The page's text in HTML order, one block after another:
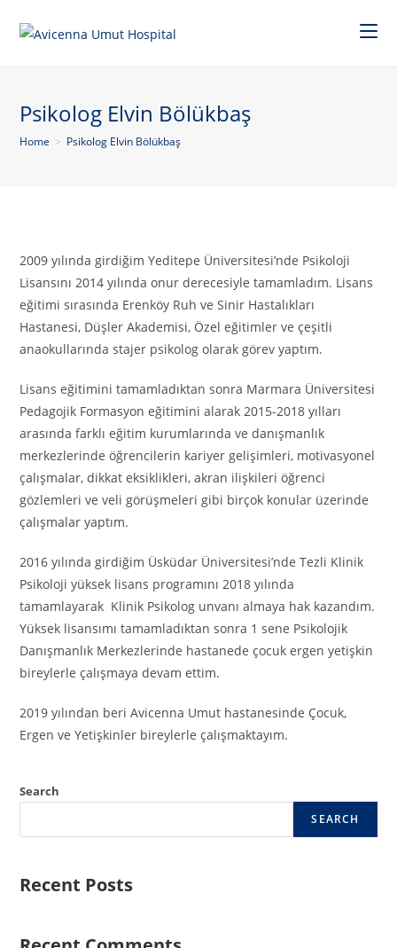
Psikolog Elvin Bölükbaş
Home > Psikolog Elvin Bölükbaş
2009 yılında girdiğim Yeditepe Üniversitesi’nde Psikoloji
Lisansını 2014 yılında onur derecesiyle tamamladım. Lisans
eğitimi sırasında Erenköy Ruh ve Sinir Hastalıkları
Hastanesi, Düşler Akademisi, Özel eğitimler ve çeşitli
anaokullarında stajer psikolog olarak görev yaptım.
Lisans eğitimini tamamladıktan sonra Marmara Üniversitesi
Pedagojik Formasyon eğitimini alarak 2015-2018 yılları
arasında farklı eğitim kurumlarında ve danışmanlık
merkezlerinde öğrencilerin kariyer gelişimleri, motivasyonel
çalışmalar, dikkat eksiklikleri, akran ilişkileri öğrenci
gözlemleri ve veli görüşmeleri gibi birçok konular üzerinde
çalışmalar yaptım.
2016 yılında girdiğim Üsküdar Üniversitesi’nde Tezli Klinik
Psikoloji yüksek lisans programını 2018 yılında
tamamlayarak Klinik Psikolog unvanı almaya hak kazandım.
Yüksek lisansımı tamamladıktan sonra 1 sene Psikolojik
Danışmanlık Merkezlerinde hastanede çocuk ergen yetişkin
bireylerle çalışmaya devam ettim.
2019 yılından beri Avicenna Umut hastanesinde Çocuk,
Ergen ve Yetişkinler bireylerle çalışmaktayım.
Search
SEARCH
Recent Posts